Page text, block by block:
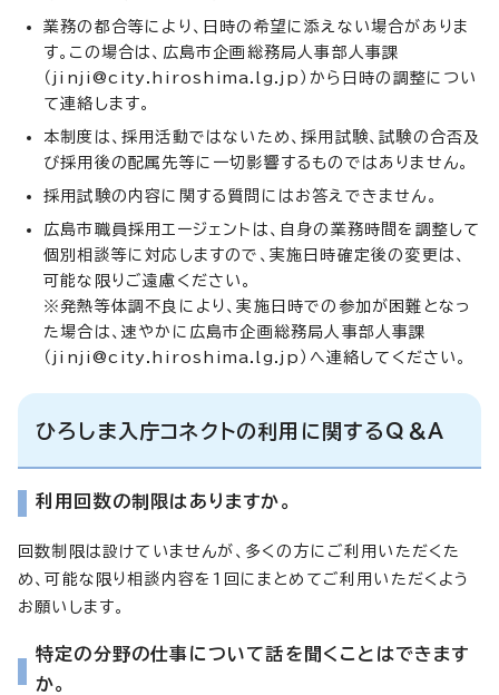
業務の都合等により、日時の希望に添えない場合がありま
す。この場合は、広島市企画総務局人事部人事課
（ jinji@city.hiroshima.lg.jp ）から日時の調整につい
て連絡します。
本制度は、採用活動ではないため、採用試験、試験の合否及
び採用後の配属先等に一切影響するものではありません。
採用試験の内容に関する質問にはお答えできません。
広島市職員採用エージェントは、自身の業務時間を調整して
個別相談等に対応しますので、実施日時確定後の変更は、
可能な限りご遠慮ください。
※発熱等体調不良により、実施日時での参加が困難となっ
た場合は、速やかに広島市企画総務局人事部人事課
（ jinji@city.hiroshima.lg.jp ）へ連絡してください。
ひろしま入庁コネクトの利用に関するQ＆A
利用回数の制限はありますか。
回数制限は設けていませんが、多くの方にご利用いただくた
め、可能な限り相談内容を1回にまとめてご利用いただくよう
お願いします。
特定の分野の仕事について話を聞くことはできます
か。